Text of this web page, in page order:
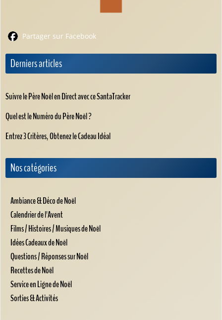
Partager sur Facebook
Derniers articles
Suivre le Père Noël en Direct avec ce SantaTracker
Quel est le Numéro du Père Noël ?
Entrez 3 Critères, Obtenez le Cadeau Idéal
Nos catégories
Ambiance & Déco de Noël
Calendrier de l'Avent
Films / Histoires / Musiques de Noël
Idées Cadeaux de Noël
Questions / Réponses sur Noël
Recettes de Noël
Service en Ligne de Noël
Sorties & Activités